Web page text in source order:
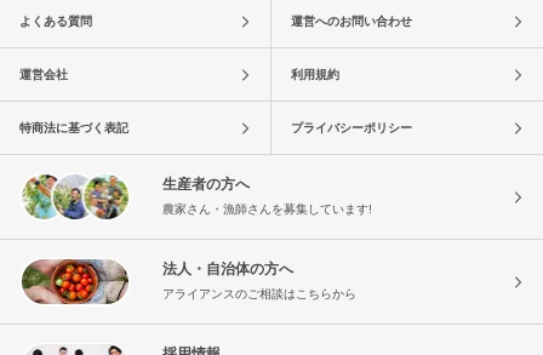
よくある質問 運営へのお問い合わせ
運営会社 利用規約
特商法に基づく表記 プライバシーポリシー
生産者の方へ
農家さん・漁師さんを募集しています!
法人・自治体の方へ
アライアンスのご相談はこちらから